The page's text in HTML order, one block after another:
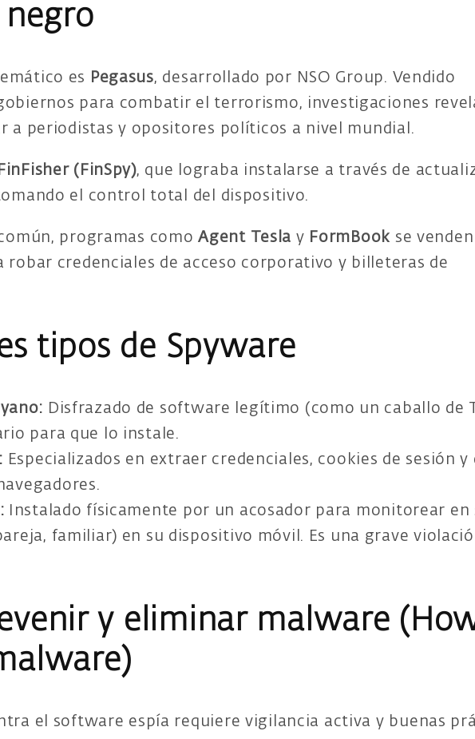
negro
es Pegasus, desarrollado por NSO Group. Vendido
para combatir el terrorismo, investigaciones
a periodistas y opositores políticos a nivel mundial.
FinFisher (FinSpy), que lograba instalarse a través de
el control total del dispositivo.
programas comoAgent Tesla y FormBook se
robar credenciales de acceso corporativo y billeteras de
tipos de Spyware
Disfrazado de software legítimo (como un caballo de
para que lo instale.
Especializados en extraer credenciales, cookies de sesión y
Instalado físicamente por un acosador para monitorear en
familiar) en su dispositivo móvil. Es una grave
y eliminar malware
el software espía requiere vigilancia activa y buenas